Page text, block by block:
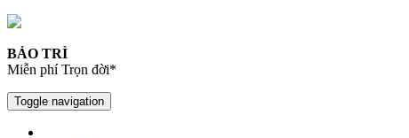
BẢO TRÌ
Miễn phí Trọn đời*
Toggle navigation